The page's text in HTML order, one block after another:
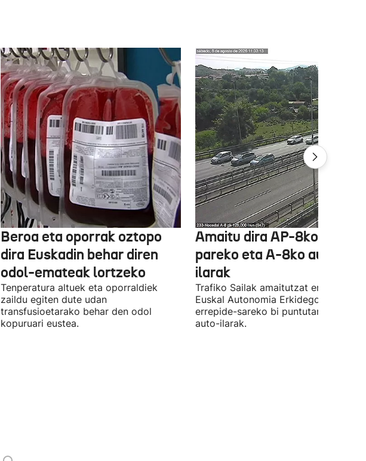
Beroa eta oporrak oztopo
dira Euskadin behar diren
odol-emateak lortzeko
Tenperatura altuek eta oporraldiek
zaildu egiten dute udan
transfusioetarako behar den odol
kopuruari eustea.
Amaitu dira AP-8ko Irun
pareko eta A-8ko auto-
ilarak
Trafiko Sailak amaitutzat eman ditu
Euskal Autonomia Erkidegoko
errepide-sareko bi puntutan
auto-ilarak.